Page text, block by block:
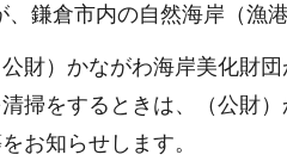
鎌倉市内の自然海岸（漁
財）かながわ海岸美化財
掃をするときは、（公財
お知らせします。